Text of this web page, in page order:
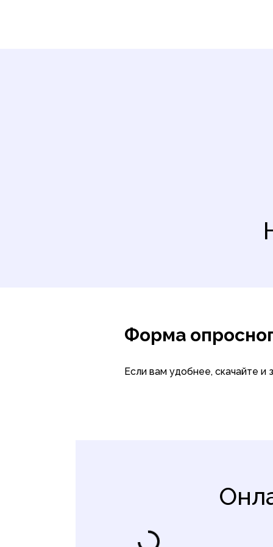
Форма
Если вам удобнее, скачайте и